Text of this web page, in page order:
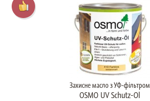
Захисне масло з УФ-фільтром
OSMO UV Schutz-Ol